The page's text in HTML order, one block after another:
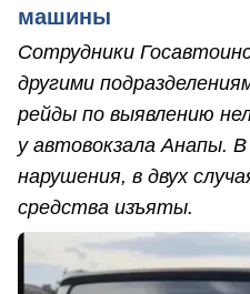
машины
Сотрудники
другими
рейды по выявлению
у автовокзала Анапы.
нарушения, в двух
средства изъяты.